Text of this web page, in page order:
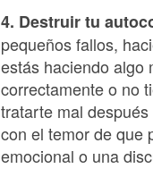
4. Destruir tu
pequeños fallos,
estás haciendo algo
correctamente o no
tratarte mal
con el temor de que
emocional o una